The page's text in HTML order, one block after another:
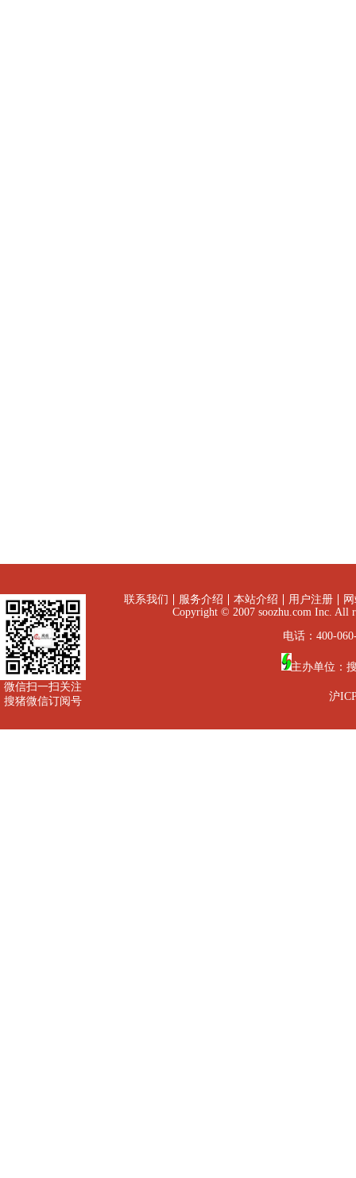
微信扫一扫关注
搜猪微信订阅号
联系我们 服务介绍 本站介绍 用户注册
Copyright © 2007 soozhu.com Inc.
电话：400-
主办单位：
沪